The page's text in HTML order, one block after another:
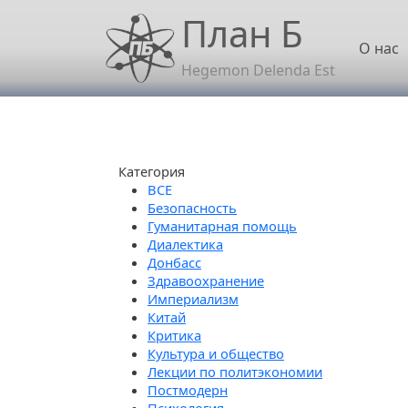
Перейти к основному содержаниюПлан Б
Hegemon Delenda Est
О нас
Категория
Безопасность
Гуманитарная помощь
Диалектика
Донбасс
Здравоохранение
Империализм
Китай
Критика
Культура и общество
Лекции по политэкономии
Постмодерн